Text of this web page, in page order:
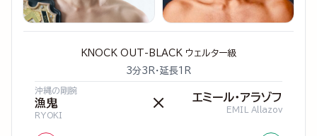
KNOCK OUT-BLACK ウェルター級
3分3R・延長1R
沖縄の剛腕
漁鬼
RYOKI
× エミール・アラゾフ
EMIL Allazov